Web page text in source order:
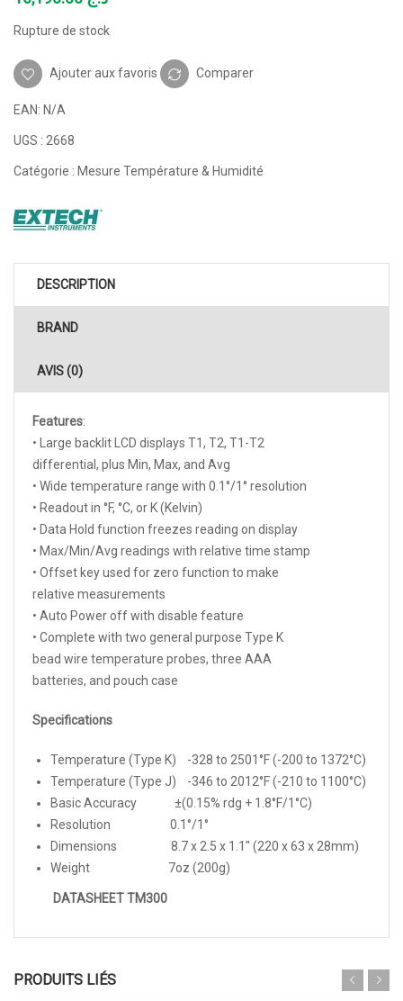
Rupture de stock
Ajouter aux favoris Comparer
EAN: N/A
UGS : 2668
Catégorie : Mesure Température & Humidité
DESCRIPTION
BRAND
AVIS (0)
Features:
• Large backlit LCD displays T1, T2, T1-T2
differential, plus Min, Max, and Avg
• Wide temperature range with 0.1°/1° resolution
• Readout in °F, °C, or K (Kelvin)
• Data Hold function freezes reading on display
• Max/Min/Avg readings with relative time stamp
• Offset key used for zero function to make
relative measurements
• Auto Power off with disable feature
• Complete with two general purpose Type K
bead wire temperature probes, three AAA
batteries, and pouch case
Specifications
Temperature (Type K) -328 to 2501°F (-200 to 1372°C)
Temperature (Type J) -346 to 2012°F (-210 to 1100°C)
Basic Accuracy ±(0.15% rdg + 1.8°F/1°C)
Resolution 0.1°/1°
Dimensions 8.7 x 2.5 x 1.1″ (220 x 63 x 28mm)
Weight 7oz (200g)
DATASHEET TM300
PRODUITS LIÉS